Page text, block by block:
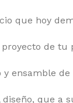
que hoy
de tu
y ensamble
diseño, que a